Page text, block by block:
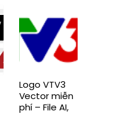
Logo VTV3
Vector miễn
phí – File AI,